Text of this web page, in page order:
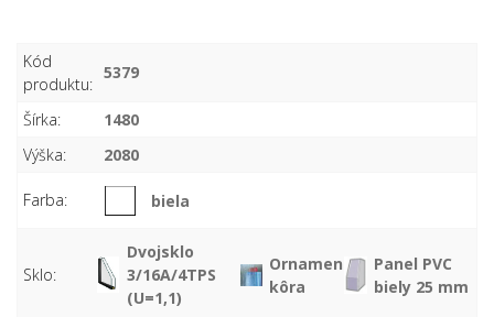
Kód
produktu:
5379
Šírka:
1480
Výška:
2080
Farba: biela
Sklo:
Dvojsklo
3/16A/4TPS
(U=1,1)
Ornament
kôra
Panel PVC
biely 25 mm